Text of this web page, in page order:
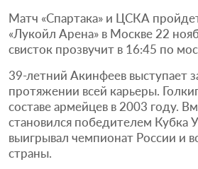
Матч «Спартака» и ЦСКА
«Лукойл Арена» в Москве 22
свисток прозвучит в 16:45 по
39-летний Акинфеев выступает
протяжении всей карьеры.
составе армейцев в 2003 году.
становился победителем Кубка
выигрывал чемпионат России и
страны.